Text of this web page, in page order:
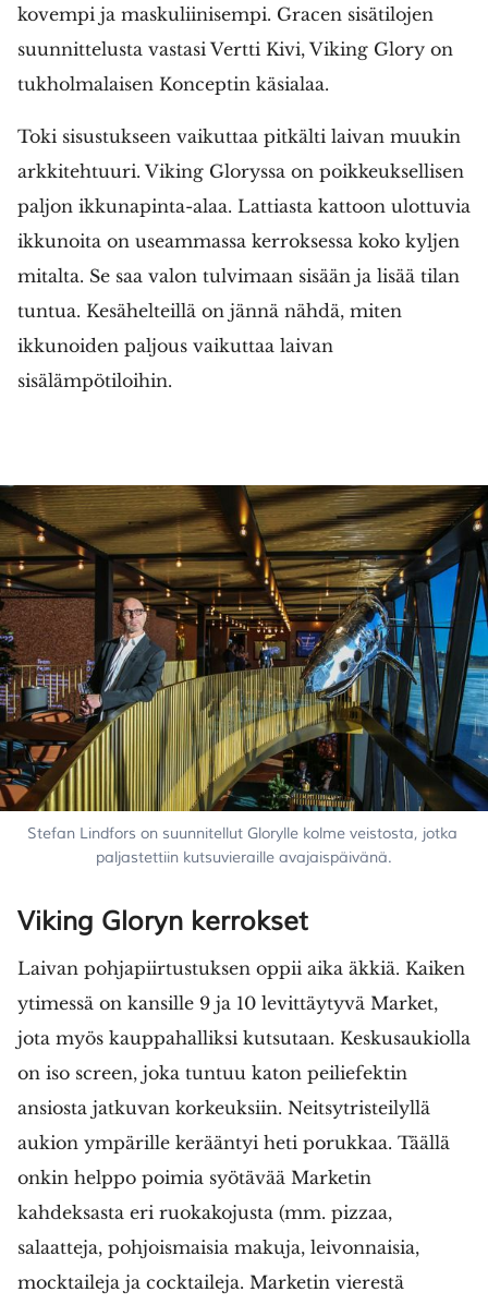
kovempi ja maskuliinisempi. Gracen sisätilojen
suunnittelusta vastasi Vertti Kivi, Viking Glory on
tukholmalaisen Konceptin käsialaa.
Toki sisustukseen vaikuttaa pitkälti laivan muukin
arkkitehtuuri. Viking Gloryssa on poikkeuksellisen
paljon ikkunapinta-alaa. Lattiasta kattoon ulottuvia
ikkunoita on useammassa kerroksessa koko kyljen
mitalta. Se saa valon tulvimaan sisään ja lisää tilan
tuntua. Kesähelteillä on jännä nähdä, miten
ikkunoiden paljous vaikuttaa laivan
sisälämpötiloihin.
Stefan Lindfors on suunnitellut Glorylle kolme veistosta, jotka
paljastettiin kutsuvieraille avajaispäivänä.
Viking Gloryn kerrokset
Laivan pohjapiirtustuksen oppii aika äkkiä. Kaiken
ytimessä on kansille 9 ja 10 levittäytyvä Market,
jota myös kauppahalliksi kutsutaan. Keskusaukiolla
on iso screen, joka tuntuu katon peiliefektin
ansiosta jatkuvan korkeuksiin. Neitsytristeilyllä
aukion ympärille kerääntyi heti porukkaa. Täällä
onkin helppo poimia syötävää Marketin
kahdeksasta eri ruokakojusta (mm. pizzaa,
salaatteja, pohjoismaisia makuja, leivonnaisia,
mocktaileja ja cocktaileja. Marketin vierestä